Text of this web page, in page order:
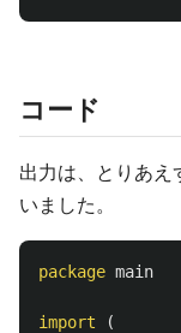
コード
出力は、とりあえ
いました。
package main
import
(